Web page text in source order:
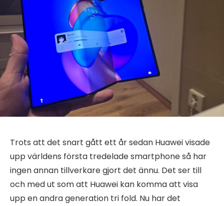
Trots att det snart gått ett år sedan Huawei visade
upp världens första tredelade smartphone så har
ingen annan tillverkare gjort det ännu. Det ser till
och med ut som att Huawei kan komma att visa
upp en andra generation tri fold. Nu har det